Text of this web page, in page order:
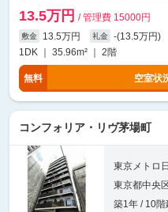
13.5万円 / 管理費 15000円
敷金 13.5万円 礼金
-(13.5万円)
1DK ｜ 35.96m² ｜ 2階
無料 空室状
コンフォリア・リヴ茅場町
東京メトロ
東京都中央
築1年 / 10階